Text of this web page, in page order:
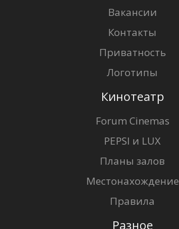
Вакансии
Контакты
Приватность
Логотипы
Кинотеатр
Forum Cinemas
PEPSI и LUX
Планы залов
Местонахождение
Правила
Разное